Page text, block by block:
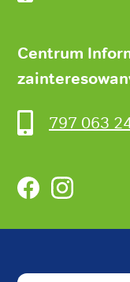
Centrum
797 063
FacebookInstagram